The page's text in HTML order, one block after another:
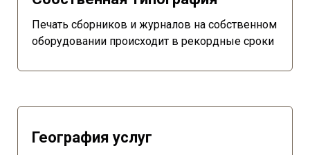
Печать сборников и журналов на собственном
оборудовании происходит в рекордные сроки
География услуг